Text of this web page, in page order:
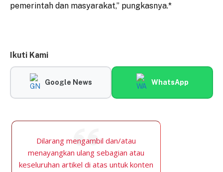
pemerintah dan masyarakat,” pungkasnya.*
Ikuti Kami
Google News WhatsApp
Dilarang mengambil dan/atau
menayangkan ulang sebagian atau
keseluruhan artikel di atas untuk konten